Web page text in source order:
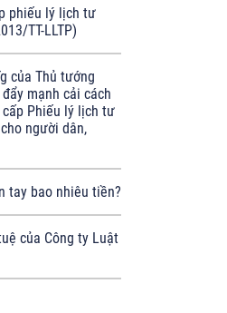
phiếu lý lịch tư
TT-LLTP)
của Thủ tướng
mạnh cải cách
Phiếu lý lịch tư
người dân,
tay bao nhiêu tiền?
của Công ty Luật